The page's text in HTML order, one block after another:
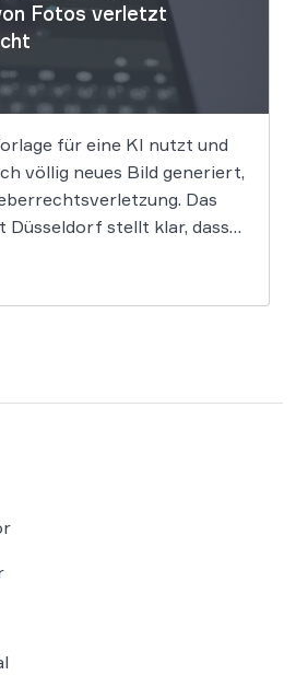
Fotos verletzt
für eine KI nutzt und
völlig neues Bild generiert,
Das
Düsseldorf stellt klar, dass
zulässig ist, solange
Merkmale des